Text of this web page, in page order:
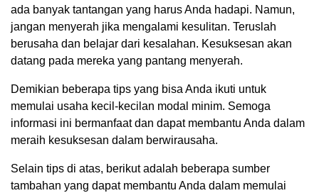
ada banyak tantangan yang harus Anda hadapi. Namun,
jangan menyerah jika mengalami kesulitan. Teruslah
berusaha dan belajar dari kesalahan. Kesuksesan akan
datang pada mereka yang pantang menyerah.
Demikian beberapa tips yang bisa Anda ikuti untuk
memulai usaha kecil-kecilan modal minim. Semoga
informasi ini bermanfaat dan dapat membantu Anda dalam
meraih kesuksesan dalam berwirausaha.
Selain tips di atas, berikut adalah beberapa sumber
tambahan yang dapat membantu Anda dalam memulai